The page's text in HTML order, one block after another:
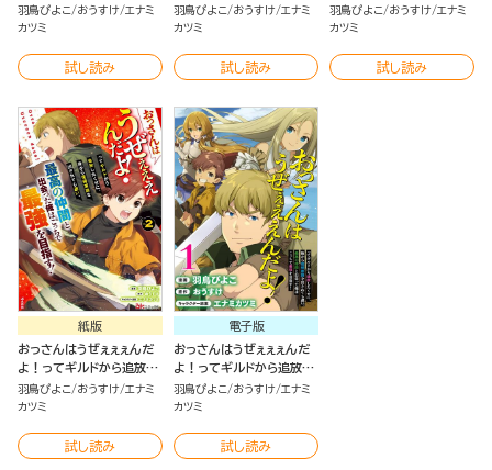
たくせに、後から復帰要請
を出されても遅い。最高の
で最強を目指す！（3）
羽鳥ぴよこ おうすけ エナミ
カツミ
試し読み
たくせに、後から復帰要請
を出されても遅い。最高の
で最強を目指す！（3）
羽鳥ぴよこ おうすけ エナミ
カツミ
試し読み
たくせに、後から復帰要請
を出されても遅い。最高の
で最強を目指す！（2）
羽鳥ぴよこ おうすけ エナミ
カツミ
試し読み
紙版
おっさんはうぜぇぇぇんだ
よ！ってギルドから追放し
たくせに、後から復帰要請
を出されても遅い。最高の
で最強を目指す！（2）
羽鳥ぴよこ おうすけ エナミ
カツミ
試し読み
電子版
おっさんはうぜぇぇぇんだ
よ！ってギルドから追放し
たくせに、後から復帰要請
を出されても遅い。最高の
で最強を目指す！ コミック
版（分冊版）
羽鳥ぴよこ おうすけ エナミ
カツミ
試し読み